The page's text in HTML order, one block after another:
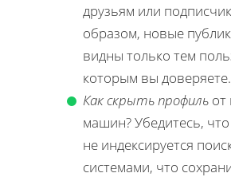
друзьям или
образом, новые
видны только тем
которым вы доверяете.
Как скрыть профиль от
машин? Убедитесь,
не индексируется
системами, что